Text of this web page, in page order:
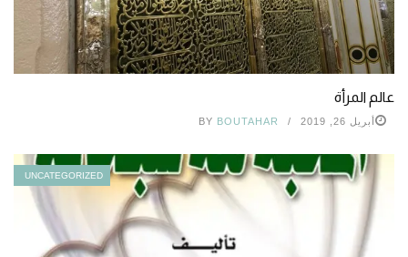
عالم المرأة
أبريل 26, 2019 BY BOUTAHAR
UNCATEGORIZED